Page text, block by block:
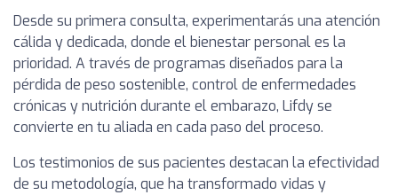
Desde su primera consulta, experimentarás una atención
cálida y dedicada, donde el bienestar personal es la
prioridad. A través de programas diseñados para la
pérdida de peso sostenible, control de enfermedades
crónicas y nutrición durante el embarazo, Lifdy se
convierte en tu aliada en cada paso del proceso.
Los testimonios de sus pacientes destacan la efectividad
de su metodología, que ha transformado vidas y